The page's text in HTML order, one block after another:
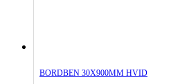
BORDBEN 30X900MM HVID